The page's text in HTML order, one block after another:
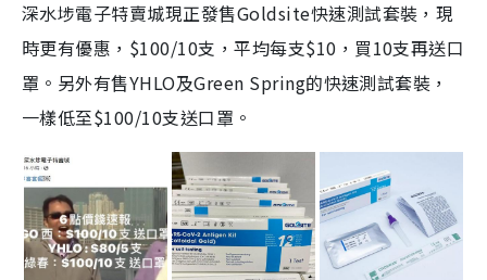
深水埗電子特賣城現正發售Goldsite快速測試套裝，現
時更有優惠，$100/10支，平均每支$10，買10支再送口
罩。另外有售YHLO及Green Spring的快速測試套裝，
一樣低至$100/10支送口罩。